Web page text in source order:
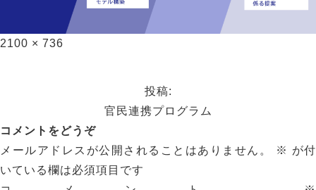
2100 × 736
投稿:
官民連携プログラム
コメントをどうぞ
メールアドレスが公開されることはありません。
※ が付
いている欄は必須項目です